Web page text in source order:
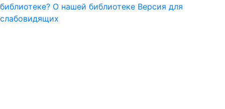
библиотеке? О нашей библиотеке Версия для
слабовидящих